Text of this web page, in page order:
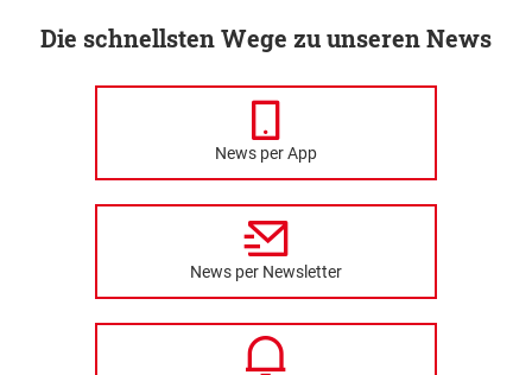
Die schnellsten Wege zu unseren News
News per App
News per Newsletter